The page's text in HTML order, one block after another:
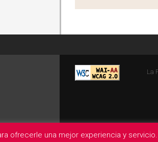
La
ofrecerle una mejor experiencia y